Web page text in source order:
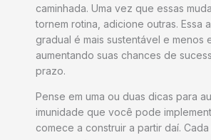
caminhada. Uma vez que essas
tornem rotina, adicione outras. Essa
gradual é mais sustentável e menos
aumentando suas chances de
prazo.
Pense em uma ou duas dicas para
imunidade que você pode
comece a construir a partir daí.